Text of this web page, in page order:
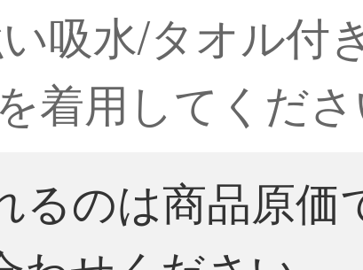
い吸水/タオル付
着用してくださ
るのは商品原価